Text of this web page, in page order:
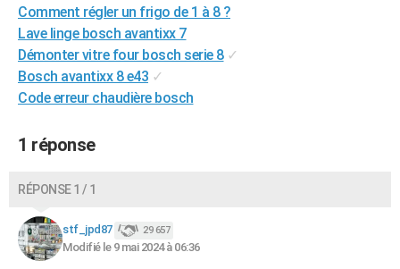
Dictionnaire
Biographies
Citations
Expressions
Proverbes
PROGRAMME TV
COPAINS D'AVANT
S'inscrire
Se connecter
Lycées
Collèges
Primaires
Universités
Entreprises
Service militaire
Avis de recherche
AVIS DE DÉCÈS
Bricolage
Lifestyle
Culture
Sport
Auto
Television
Voyage
Cinema
Comment régler un frigo de 1 à 8 ?
Lave linge bosch avantixx 7
Démonter vitre four bosch serie 8 ✓
Bosch avantixx 8 e43 ✓
Code erreur chaudière bosch
1 réponse
RÉPONSE 1 / 1
stf_jpd87 29 657
Modifié le 9 mai 2024 à 06:36